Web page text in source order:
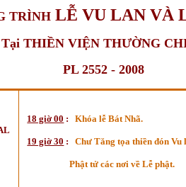
TRÌNH LỄ VU LAN VÀ
Tại THIỀN VIỆN THƯỜNG
PL 2552 - 2008
18 giờ 00 : Khóa lễ Bát Nhã.
19 giờ 30 : Chư Tăng tọa thiền đón Vu
Phật tử các nơi về Lễ phật.